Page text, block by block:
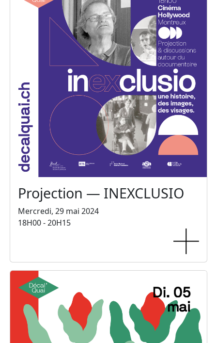
Projection — INEXCLUSIO
Mercredi, 29 mai 2024
18H00 - 20H15